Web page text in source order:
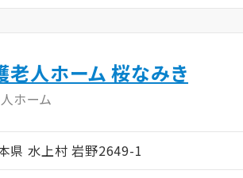
人ホーム 桜なみき
ホーム
県 水上村 岩野2649-1